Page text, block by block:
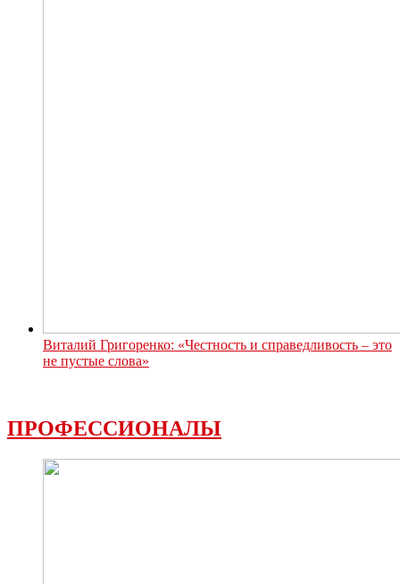
Виталий Григоренко: «Честность и справедливость – это
не пустые слова»
ПРОФЕССИОНАЛЫ